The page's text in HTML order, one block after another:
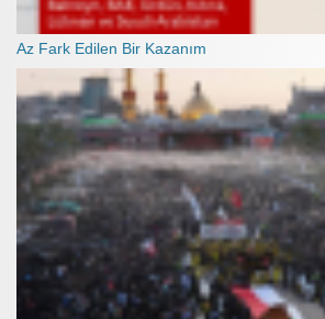
Az Fark Edilen Bir Kazanım